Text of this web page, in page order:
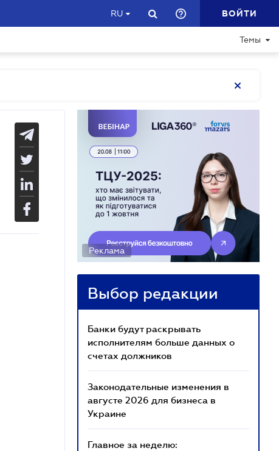
RU ВОЙТИ
Темы
Реклама
Выбор редакции
Банки будут раскрывать
исполнителям больше данных о
счетах должников
Законодательные изменения в
августе 2026 для бизнеса в
Украине
Главное за неделю: